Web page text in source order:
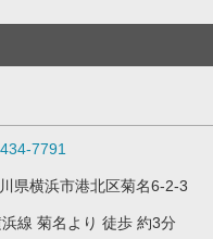
7791
県横浜市港北区菊名6-2-3
線 菊名より 徒歩 約3分